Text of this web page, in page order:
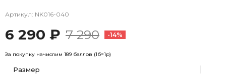
Артикул: NK016-040
6 290 ₽ 7 290 -14%
За покупку начислим 189 баллов (1б=1р)
Размер